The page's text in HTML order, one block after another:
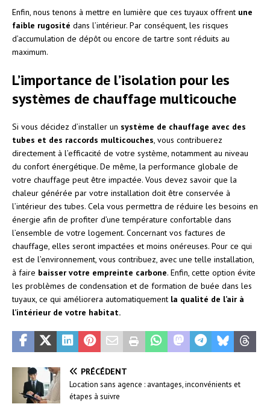
Enfin, nous tenons à mettre en lumière que ces tuyaux offrent une
faible rugosité dans l’intérieur. Par conséquent, les risques
d’accumulation de dépôt ou encore de tartre sont réduits au
maximum.
L’importance de l’isolation pour les
systèmes de chauffage multicouche
Si vous décidez d’installer un système de chauffage avec des
tubes et des raccords multicouches , vous contribuerez
directement à l’efficacité de votre système, notamment au niveau
du confort énergétique. De même, la performance globale de
votre chauffage peut être impactée. Vous devez savoir que la
chaleur générée par votre installation doit être conservée à
l’intérieur des tubes. Cela vous permettra de réduire les besoins en
énergie afin de profiter d’une température confortable dans
l’ensemble de votre logement. Concernant vos factures de
chauffage, elles seront impactées et moins onéreuses. Pour ce qui
est de l’environnement, vous contribuez, avec une telle installation,
à faire baisser votre empreinte carbone. Enfin, cette option évite
les problèmes de condensation et de formation de buée dans les
tuyaux, ce qui améliorera automatiquement la qualité de l’air à
l’intérieur de votre habitat.
PRÉCÉDENT
Location sans agence : avantages, inconvénients et
étapes à suivre